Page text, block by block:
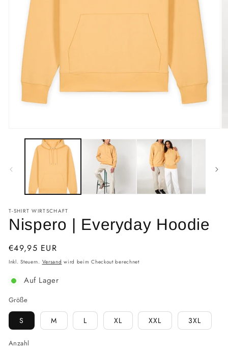
T-SHIRT WIRTSCHAFT
Nispero | Everyday Hoodie
Normaler
Preis
€49,95 EUR
Inkl. Steuern. Versand wird beim Checkout berechnet
Auf Lager
Größe
S M L XL XXL 3XL
Anzahl